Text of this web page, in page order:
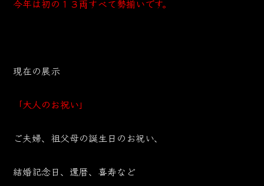
今年は初の１３両すべて勢揃いです。
現在の展示
「大人のお祝い」
ご夫婦、祖父母の誕生日のお祝い、
結婚記念日、還暦、喜寿など